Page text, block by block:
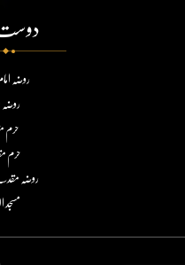
روضہ
روضہ